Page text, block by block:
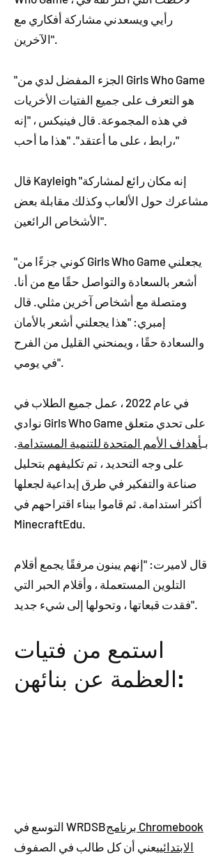
رأيي ويسعدني مشاركة أفكاري مع
الآخرين".
"الجزء المفضل لدي من Girls Who Game
هو التعرف على جميع الفتيات الأخريات
في هذه المجموعة. قال فينيكس ، "إنه
رابط ، على ما أعتقد". "هذا ما أحب،"
قال Kayleigh "إنه مكان رائع لمشاركة
مشاعرك حول الألعاب وكذلك مقابلة بعض
الأشخاص الرائعين".
"كوني جزءًا من Girls Who Game يجعلني
أشعر بالسعادة والتواصل حقًا مع من أنا.
ومتصلة مع أشخاص آخرين مثلي. قال
إمبري: "هذا يجعلني أشعر بالأمان
والسعادة حقًا ، ويمنحني القليل من الفرح
في يومي".
في عام 2022 ، عمل جميع الطلاب في
نوادي Girls Who Game على تحدي متعلق
بـأهداف الأمم المتحدة للتنمية المستدامة.
على وجه التحديد ، تم تكليفهم بتحليل
صناعة والتفكير في طرق إبداعية لجعلها
أكثر استدامة. ثم قاموا ببناء اقتراحهم في
MinecraftEdu.
قال لاميرت: "إنهم يبنون مرفقًا يجمع أقلام
التلوين المستعملة ، وأقلام الحبر التي
فقدت قبعاتها ، وتحولها إلى شيء جديد".
استمع من فتيات
العظمة عن بنائهن:
التوسع في WRDSBبرنامج Chromebook
الابتدائييعني أن كل طالب في الصفوف